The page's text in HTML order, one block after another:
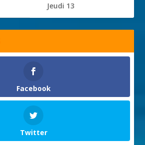
Jeudi 13
Facebook
Twitter